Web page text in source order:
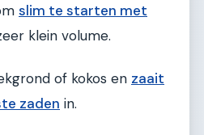
slim te starten met
klein volume.
of kokos en zaait
zaden in.